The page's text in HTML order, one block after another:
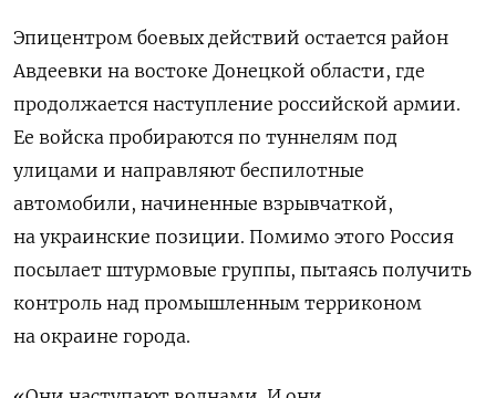
Эпицентром боевых действий остается район
Авдеевки на востоке Донецкой области, где
продолжается наступление российской армии.
Ее войска пробираются по туннелям под
улицами и направляют беспилотные
автомобили, начиненные взрывчаткой,
на украинские позиции. Помимо этого Россия
посылает штурмовые группы, пытаясь получить
контроль над промышленным терриконом
на окраине города.